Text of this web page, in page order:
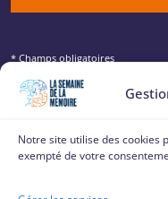
Notre site utilise des cookies
exempté de votre
* Champs obligatoires
Votre adresse de messagerie
lettres d’information de
En savoir plus sur la
droits